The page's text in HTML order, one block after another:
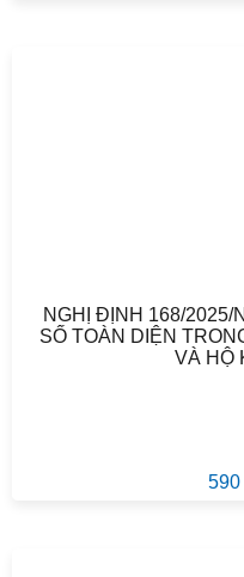
NGHỊ ĐỊNH 168/
SỐ TOÀN DIỆN
VÀ HỘ